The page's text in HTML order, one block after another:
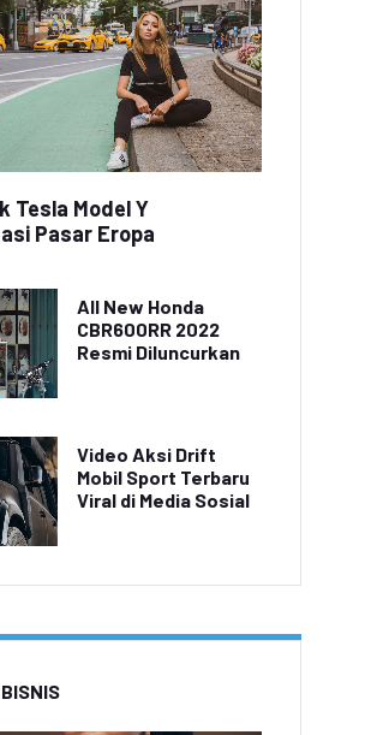
Tesla Model Y
Pasar Eropa
All New Honda
CBR600RR 2022
Resmi Diluncurkan
Video Aksi Drift
Mobil Sport Terbaru
Viral di Media Sosial